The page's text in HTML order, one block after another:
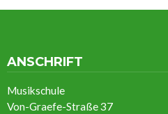
ANSCHRIFT
Musikschule
Von-Graefe-Straße 37